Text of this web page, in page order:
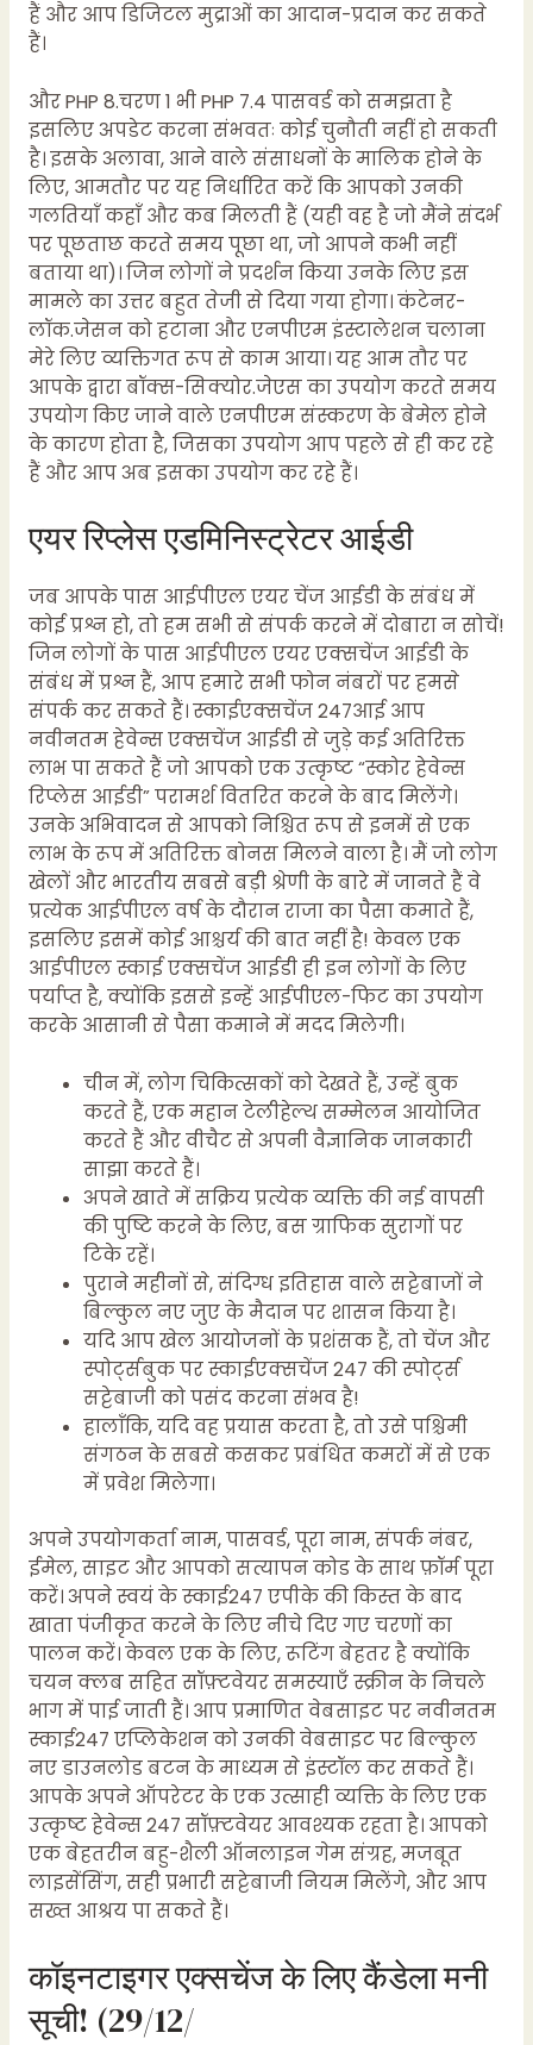
हैं और आप डिजिटल मुद्राओं का आदान-प्रदान कर सकते
हैं।
और PHP 8.चरण 1 भी PHP 7.4 पासवर्ड को समझता है
इसलिए अपडेट करना संभवतः कोई चुनौती नहीं हो सकती
है। इसके अलावा, आने वाले संसाधनों के मालिक होने के
लिए, आमतौर पर यह निर्धारित करें कि आपको उनकी
गलतियाँ कहाँ और कब मिलती हैं (यही वह है जो मैंने संदर्भ
पर पूछताछ करते समय पूछा था, जो आपने कभी नहीं
बताया था)। जिन लोगों ने प्रदर्शन किया उनके लिए इस
मामले का उत्तर बहुत तेजी से दिया गया होगा। कंटेनर-
लॉक.जेसन को हटाना और एनपीएम इंस्टालेशन चलाना
मेरे लिए व्यक्तिगत रूप से काम आया। यह आम तौर पर
आपके द्वारा बॉक्स-सिक्योर.जेएस का उपयोग करते समय
उपयोग किए जाने वाले एनपीएम संस्करण के बेमेल होने
के कारण होता है, जिसका उपयोग आप पहले से ही कर रहे
हैं और आप अब इसका उपयोग कर रहे हैं।
एयर रिप्लेस एडमिनिस्ट्रेटर आईडी
जब आपके पास आईपीएल एयर चेंज आईडी के संबंध में
कोई प्रश्न हो, तो हम सभी से संपर्क करने में दोबारा न सोचें!
जिन लोगों के पास आईपीएल एयर एक्सचेंज आईडी के
संबंध में प्रश्न हैं, आप हमारे सभी फोन नंबरों पर हमसे
संपर्क कर सकते हैं। स्काईएक्सचेंज 247आई आप
नवीनतम हेवेन्स एक्सचेंज आईडी से जुड़े कई अतिरिक्त
लाभ पा सकते हैं जो आपको एक उत्कृष्ट “स्कोर हेवेन्स
रिप्लेस आईडी” परामर्श वितरित करने के बाद मिलेंगे।
उनके अभिवादन से आपको निश्चित रूप से इनमें से एक
लाभ के रूप में अतिरिक्त बोनस मिलने वाला है। मैं जो लोग
खेलों और भारतीय सबसे बड़ी श्रेणी के बारे में जानते हैं वे
प्रत्येक आईपीएल वर्ष के दौरान राजा का पैसा कमाते हैं,
इसलिए इसमें कोई आश्चर्य की बात नहीं है! केवल एक
आईपीएल स्काई एक्सचेंज आईडी ही इन लोगों के लिए
पर्याप्त है, क्योंकि इससे इन्हें आईपीएल-फिट का उपयोग
करके आसानी से पैसा कमाने में मदद मिलेगी।
चीन में, लोग चिकित्सकों को देखते हैं, उन्हें बुक
करते हैं, एक महान टेलीहेल्थ सम्मेलन आयोजित
करते हैं और वीचैट से अपनी वैज्ञानिक जानकारी
साझा करते हैं।
अपने खाते में सक्रिय प्रत्येक व्यक्ति की नई वापसी
की पुष्टि करने के लिए, बस ग्राफिक सुरागों पर
टिके रहें।
पुराने महीनों से, संदिग्ध इतिहास वाले सट्टेबाजों ने
बिल्कुल नए जुए के मैदान पर शासन किया है।
यदि आप खेल आयोजनों के प्रशंसक हैं, तो चेंज और
स्पोर्ट्सबुक पर स्काईएक्सचेंज 247 की स्पोर्ट्स
सट्टेबाजी को पसंद करना संभव है!
हालाँकि, यदि वह प्रयास करता है, तो उसे पश्चिमी
संगठन के सबसे कसकर प्रबंधित कमरों में से एक
में प्रवेश मिलेगा।
अपने उपयोगकर्ता नाम, पासवर्ड, पूरा नाम, संपर्क नंबर,
ईमेल, साइट और आपको सत्यापन कोड के साथ फ़ॉर्म पूरा
करें। अपने स्वयं के स्काई247 एपीके की किस्त के बाद
खाता पंजीकृत करने के लिए नीचे दिए गए चरणों का
पालन करें। केवल एक के लिए, रूटिंग बेहतर है क्योंकि
चयन क्लब सहित सॉफ़्टवेयर समस्याएँ स्क्रीन के निचले
भाग में पाई जाती हैं। आप प्रमाणित वेबसाइट पर नवीनतम
स्काई247 एप्लिकेशन को उनकी वेबसाइट पर बिल्कुल
नए डाउनलोड बटन के माध्यम से इंस्टॉल कर सकते हैं।
आपके अपने ऑपरेटर के एक उत्साही व्यक्ति के लिए एक
उत्कृष्ट हेवेन्स 247 सॉफ़्टवेयर आवश्यक रहता है। आपको
एक बेहतरीन बहु-शैली ऑनलाइन गेम संग्रह, मजबूत
लाइसेंसिंग, सही प्रभारी सट्टेबाजी नियम मिलेंगे, और आप
सख्त आश्रय पा सकते हैं।
कॉइनटाइगर एक्सचेंज के लिए कैंडेला मनी
सूची! (29/12/